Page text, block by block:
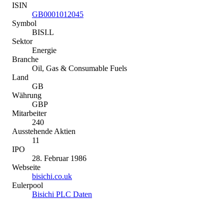
ISIN
GB0001012045
Symbol
BISI.L
Sektor
Energie
Branche
Oil, Gas & Consumable Fuels
Land
GB
Währung
GBP
Mitarbeiter
240
Ausstehende Aktien
11
IPO
28. Februar 1986
Webseite
bisichi.co.uk
Eulerpool
Bisichi PLC Daten